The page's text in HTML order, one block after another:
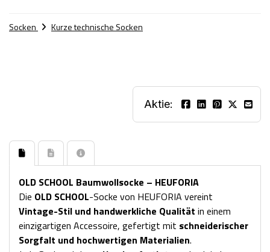
Socken Kurze technische Socken
Aktie:
OLD SCHOOL Baumwollsocke – HEUFORIA
Die OLD SCHOOL-Socke von HEUFORIA vereint
Vintage-Stil und handwerkliche Qualität in einem
einzigartigen Accessoire, gefertigt mit schneiderischer
Sorgfalt und hochwertigen Materialien.